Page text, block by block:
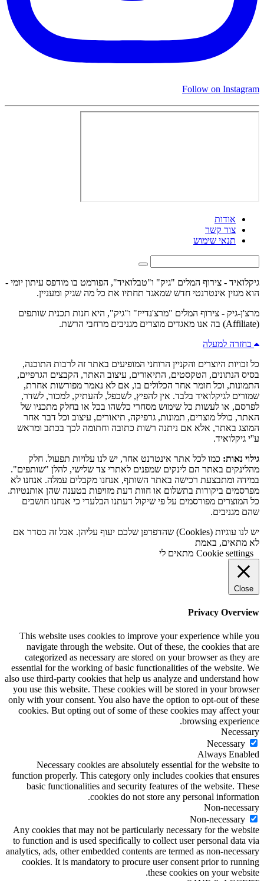
Follow on Instagram
אודות
צור קשר
תנאי שימוש
גיקלואיד - צירוף המלים "גיק" ו"טבלואיד", הפורמט בו מודפס עיתון יומי -
הוא מגזין אינטרנטי חדש שמאגד תחתיו את כל מה שגיק ומעניין.
מרצ'ן-גיק - צירוף המלים "מרצ'נדייז" ו"גיק", היא חנות תכנית שותפים
(Affiliate) בה אנו מאגדים מוצרים מגניבים מרחבי הרשת.
בחזרה למעלה
כל זכויות היוצרים והקניין הרוחני המופיעים באתר זה לרבות התוכנה,
בסיס הנתונים, הטקסטים, התיאורים, עיצוב האתר, הקבצים הגרפיים,
התמונות, וכל חומר אחר הכלולים בו, אם לא נאמר מפורשות אחרת,
שמורים לגיקלואיד בלבד. אין להפיץ, לשכפל, להעתיק, למכור, לשדר,
לפרסם, או לעשות כל שימוש מסחרי כלשהו בכל או בחלק מתכניו של
האתר, כולל מוצרים, תמונות, גרפיקה, תיאורים, עיצוב וכל דבר אחר
המוצג באתר, אלא אם ניתנה רשות כתובה וחתומה לכך בכתב ומראש
ע''י גיקלואיד.
גילוי נאות: כמו לכל אתר אינטרנט אחר, יש לנו עלויות תפעול. חלק
מהלינקים באתר הם לינקים שמפנים לאתרי צד שלישי, להלן "שותפים".
במידה ומתבצעת רכישה באתר השותף, אנחנו מקבלים עמלה. אנחנו לא
מפרסמים ביקורות בתשלום או חוות דעת מזויפות בטענה שהן אותנטיות.
כל המוצרים מפורסמים על פי שיקול דעתנו הבלעדי כי אנחנו חושבים
שהם מגניבים.
יש לנו עוגיות (Cookies) שהדפדפן שלכם יעוף עליהן. אבל זה בסדר אם
לא מתאים, באמת
Cookie settings מתאים לי
Close
Privacy Overview
This website uses cookies to improve your experience while you
navigate through the website. Out of these, the cookies that are
categorized as necessary are stored on your browser as they are
essential for the working of basic functionalities of the website. We
also use third-party cookies that help us analyze and understand how
you use this website. These cookies will be stored in your browser
only with your consent. You also have the option to opt-out of these
cookies. But opting out of some of these cookies may affect your
browsing experience.
Necessary
Necessary
Always Enabled
Necessary cookies are absolutely essential for the website to
function properly. This category only includes cookies that ensures
basic functionalities and security features of the website. These
cookies do not store any personal information.
Non-necessary
Non-necessary
Any cookies that may not be particularly necessary for the website
to function and is used specifically to collect user personal data via
analytics, ads, other embedded contents are termed as non-necessary
cookies. It is mandatory to procure user consent prior to running
these cookies on your website.